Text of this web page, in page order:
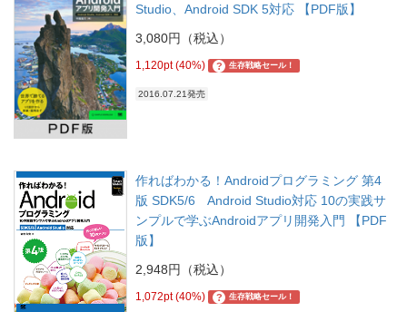
Studio、Android SDK 5対応 【PDF版】
3,080円（税込）
1,120pt (40%) ? 生存戦略セール！
2016.07.21発売
作ればわかる！Androidプログラミング 第4
版 SDK5/6 Android Studio対応 10の実践サ
ンプルで学ぶAndroidアプリ開発入門 【PDF
版】
2,948円（税込）
1,072pt (40%) ? 生存戦略セール！